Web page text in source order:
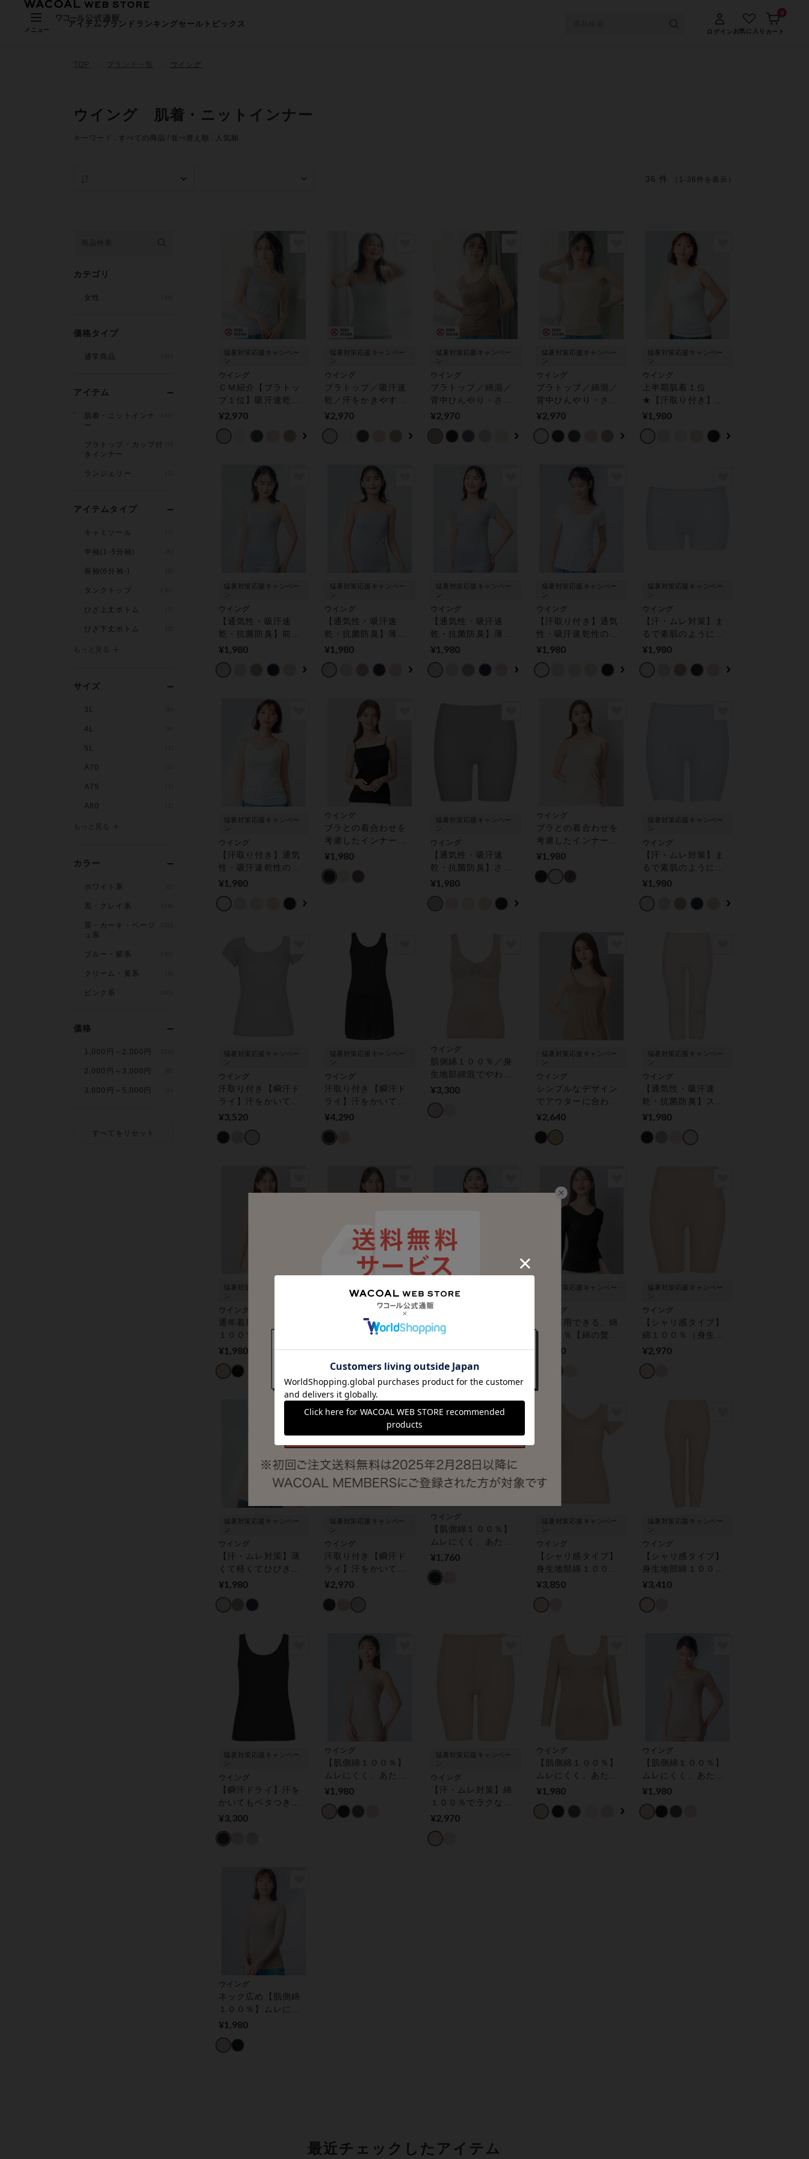
メニュー
アイテム ブランド ランキングセール トピックス
ログイン お気に入り カート
0
TOP ブランド一覧 ウイング
ウイング 肌着・ニットインナー
キーワード すべての商品 並べ替え順 人気順
36 件 （1-36件を表示）
カテゴリ
女性
価格タイプ
通常商品
アイテム
肌着・ニットインナ
ー
ブラトップ・カップ付
きインナー
ランジェリー
アイテムタイプ
キャミソール
半袖(1-5分袖)
長袖(6分袖-)
タンクトップ
ひざ上丈ボトム
ひざ下丈ボトム
もっと見る
サイズ
3L
4L
5L
A70
A75
A80
もっと見る
カラー
ホワイト系
黒・グレイ系
茶・カーキ・ベージ
ュ系
ブルー・紫系
クリーム・黄系
ピンク系
価格
1,000円～2,000円
2,000円～3,000円
3,000円～5,000円
すべてをリセット
猛暑対策応援キャンペー
ン
ウイング
ＣＭ紹介【ブラトッ
プ１位】吸汗速乾／
背中もひんやり涼し
ップ】★近藤千尋さ
¥2,970
猛暑対策応援キャンペー
ン
ウイング
ブラトップ／吸汗速
乾／汗をかきやすい
背中もひんやり涼し
【シンクロブラトッ
¥2,970
猛暑対策応援キャンペー
ン
ウイング
ブラトップ／綿混／
背中ひんやり・さら
っと快適／Ｓ〜５Ｌ
プ】 カップ付きイン
¥2,970
猛暑対策応援キャンペー
ン
ウイング
ブラトップ／綿混／
背中ひんやり・さら
っと快適／Ｓ〜４Ｌ
プ】アンダーがラク
¥2,970
猛暑対策応援キャンペー
ン
ウイング
上半期肌着１位
★【汗取り付き】通
気性・吸汗速乾性の
ムレ対策【綿の贅沢
¥1,980
猛暑対策応援キャンペー
ン
ウイング
【通気性・吸汗速
乾・抗菌防臭】前後
表裏着用ＯＫ★綿の
ラットタイプ【環境
¥1,980
猛暑対策応援キャンペー
ン
ウイング
【通気性・吸汗速
乾・抗菌防臭】薄く
て軽い！綿の贅沢オ
タイプ【環境配慮】
¥1,980
猛暑対策応援キャンペー
ン
ウイング
【通気性・吸汗速
乾・抗菌防臭】薄く
て軽い！綿の贅沢オ
タイプ【環境配慮】
¥1,980
猛暑対策応援キャンペー
ン
ウイング
【汗取り付き】通気
性・吸汗速乾性のよ
い素材 さらっと快
【綿の贅沢オーガニ
¥1,980
猛暑対策応援キャンペー
ン
ウイング
【汗・ムレ対策】ま
るで素肌のように薄
くて軽い！／綿の贅
ットタイプ【環境配
¥1,980
猛暑対策応援キャンペー
ン
ウイング
【汗取り付き】通気
性・吸汗速乾性のよ
い素材 さらっと快
【綿の贅沢オーガニ
¥1,980
ウイング
ブラとの着合わせを
考慮したインナー／
ブラの凹凸が目立ち
ーガニックリブタイ
¥1,980
猛暑対策応援キャンペー
ン
ウイング
【通気性・吸汗速
乾・抗菌防臭】さら
っと快適／やさしい
オーガニック】 ボト
¥1,980
ウイング
ブラとの着合わせを
考慮したインナー／
ブラの凹凸が目立ち
ーガニックリブタイ
¥1,980
猛暑対策応援キャンペー
ン
ウイング
【汗・ムレ対策】ま
るで素肌のように薄
くて軽い！／綿の贅
ットタイプ【環境配
¥1,980
猛暑対策応援キャンペー
ン
ウイング
汗取り付き【瞬汗ド
ライ】汗をかいても
ベタつきにくい！さ
の綿混インナー レデ
¥3,520
猛暑対策応援キャンペー
ン
ウイング
汗取り付き【瞬汗ド
ライ】汗をかいて
も、べたつきにく
¥4,290
ウイング
肌側綿１００％／身
生地部綿混でやわら
かな肌ざわり カップ
¥3,300
猛暑対策応援キャンペー
ン
ウイング
シンプルなデザイン
でアウターに合わせ
やすい♪ キャミソール
¥2,640
猛暑対策応援キャンペー
ン
ウイング
【通気性・吸汗速
乾・抗菌防臭】スカ
ートやパンツ下のベ
贅沢オーガニック】
¥1,980
猛暑対策応援キャンペー
ン
ウイング
通年着用できる、綿
１００％【綿の贅沢
オーガニック綿１０
配慮】 ノースリーブ
¥1,980
さらっと快適／オー
ガニックコットン１
００％でやさしい肌
分袖）
¥1,980
ン
ウイング
通気性・吸汗速乾性
のよい素材 さらっ
と快適に汗・ムレ対
ニック】 トップス
（５分袖）
¥1,980
猛暑対策応援キャンペー
ウイング
通年着用できる、綿
１００％【綿の贅沢
オーガニック綿１０
配慮】 トップス（７
¥1,980
猛暑対策応援キャンペー
ン
ウイング
【シャリ感タイプ】
綿１００％（身生地
部・縫製糸） レディ
（３分丈）
¥2,970
猛暑対策応援キャンペー
ン
ウイング
【汗・ムレ対策】薄
くて軽くてひびきに
くい！綿の贅沢オー
イプ【環境配慮】 ト
¥1,980
猛暑対策応援キャンペー
ン
ウイング
汗取り付き【瞬汗ド
ライ】汗をかいて
も、べたつきにく
ー キャミソール
¥2,970
ウイング
【肌側綿１００％】
ムレにくく、あたた
かで快適【綿の贅沢
まき
¥1,760
猛暑対策応援キャンペー
ン
ウイング
【シャリ感タイプ】
身生地部綿１００％
レディスインナー
¥3,850
猛暑対策応援キャンペー
ン
ウイング
【シャリ感タイプ】
身生地部綿１００％
レディスインナー
¥3,410
猛暑対策応援キャンペー
ン
ウイング
【瞬汗ドライ】汗を
かいてもベタつきに
くい！さらっとした
ナー レディスインナ
¥3,300
ウイング
【肌側綿１００％】
ムレにくく、あたた
かで快適【綿の贅沢
スリーブ
¥1,980
猛暑対策応援キャンペー
ン
ウイング
【汗・ムレ対策】綿
１００％でラクなは
きごこち（ひびきに
スインナー ボトム
¥2,970
ウイング
【肌側綿１００％】
ムレにくく、あたた
かで快適【綿の贅沢
プス（８分袖）
¥1,980
ウイング
【肌側綿１００％】
ムレにくく、あたた
かで快適【綿の贅沢
プス（３分袖）
¥1,980
ウイング
ネック広め【肌側綿
１００％】ムレにく
く、あたたかで快適
ック】 トップス（８
¥1,980
最近チェックしたアイテム